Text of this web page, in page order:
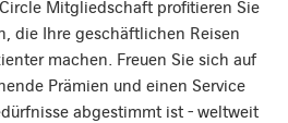
Mitgliedschaft profitieren Sie
die Ihre geschäftlichen Reisen
machen. Freuen Sie sich auf
Prämien und einen Service
abgestimmt ist - weltweit